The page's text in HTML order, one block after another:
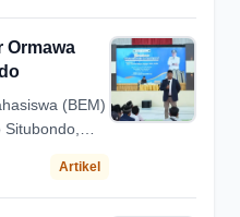
Ormawa
(BEM)
Artikel